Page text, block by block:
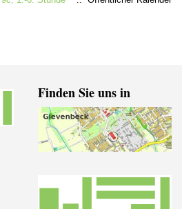
Finden Sie uns in